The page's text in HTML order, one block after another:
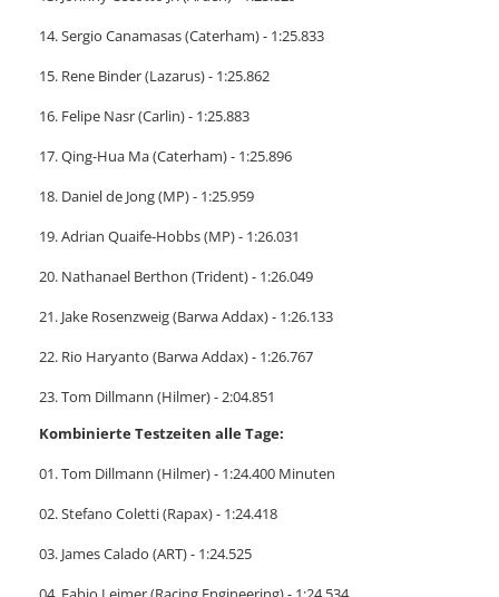
14. Sergio Canamasas (Caterham) - 1:25.833
15. Rene Binder (Lazarus) - 1:25.862
16. Felipe Nasr (Carlin) - 1:25.883
17. Qing-Hua Ma (Caterham) - 1:25.896
18. Daniel de Jong (MP) - 1:25.959
19. Adrian Quaife-Hobbs (MP) - 1:26.031
20. Nathanael Berthon (Trident) - 1:26.049
21. Jake Rosenzweig (Barwa Addax) - 1:26.133
22. Rio Haryanto (Barwa Addax) - 1:26.767
23. Tom Dillmann (Hilmer) - 2:04.851
Kombinierte Testzeiten alle Tage:
01. Tom Dillmann (Hilmer) - 1:24.400 Minuten
02. Stefano Coletti (Rapax) - 1:24.418
03. James Calado (ART) - 1:24.525